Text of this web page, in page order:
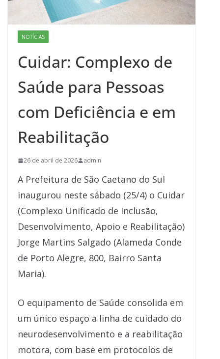
NOTÍCIAS
Cuidar: Complexo de
Saúde para Pessoas
com Deficiência e em
Reabilitação
26 de abril de 2026 admin
A Prefeitura de São Caetano do Sul
inaugurou neste sábado (25/4) o Cuidar
(Complexo Unificado de Inclusão,
Desenvolvimento, Apoio e Reabilitação)
Jorge Martins Salgado (Alameda Conde
de Porto Alegre, 800, Bairro Santa
Maria).
O equipamento de Saúde consolida em
um único espaço a linha de cuidado do
neurodesenvolvimento e a reabilitação
motora, com base em protocolos de